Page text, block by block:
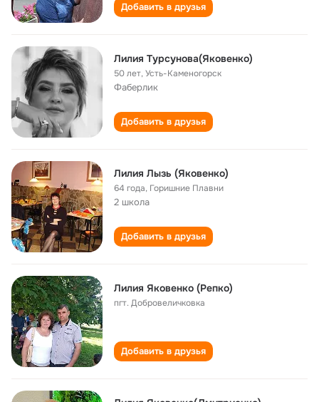
Добавить в друзья
Лилия Турсунова(Яковенко)
50 лет,Усть-Каменогорск
Фаберлик
Добавить в друзья
Лилия Лызь (Яковенко)
64 года, Горишние Плавни
2 школа
Добавить в друзья
Лилия Яковенко (Репко)
пгт. Добровеличковка
Добавить в друзья